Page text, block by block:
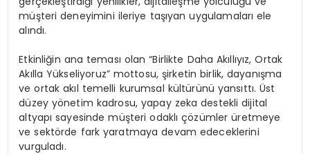
müşteri deneyimini ileriye taşıyan uygulamaları ele
alındı.
Etkinliğin ana teması olan “Birlikte Daha Akıllıyız, Ortak
Akılla Yükseliyoruz” mottosu, şirketin birlik, dayanışma
ve ortak akıl temelli kurumsal kültürünü yansıttı. Üst
düzey yönetim kadrosu, yapay zeka destekli dijital
altyapı sayesinde müşteri odaklı çözümler üretmeye
ve sektörde fark yaratmaya devam edeceklerini
vurguladı.